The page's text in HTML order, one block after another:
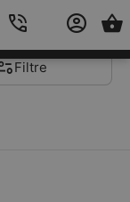
Filtre